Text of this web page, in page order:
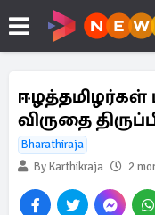
ஈழத்தமிழர்கள்
விருதை
Bharathiraja
By Karthikraja
2